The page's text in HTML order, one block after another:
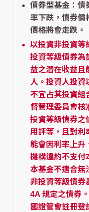
債券型基金：債
率下跌，債券價
價格將會走跌。
以投資非投資等
投資等級債券為
益之潛在收益且
人。投資人投資
不宜占其投資組
督管理委員會核
投資等級債券之
用評等，且對利
能會因利率上升
機構違約不支付
本基金不適合無
非投資等級債券
4A 規定之債券
國證管會註冊